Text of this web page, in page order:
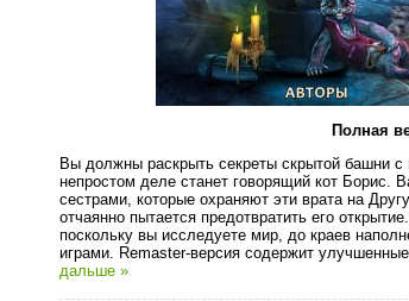
Полная
Вы должны раскрыть секреты скрытой башни
непростом деле станет говорящий кот Борис.
сестрами, которые охраняют эти врата на
отчаянно пытается предотвратить его
поскольку вы исследуете мир, до краев
играми. Remaster-версия содержит
дальше »